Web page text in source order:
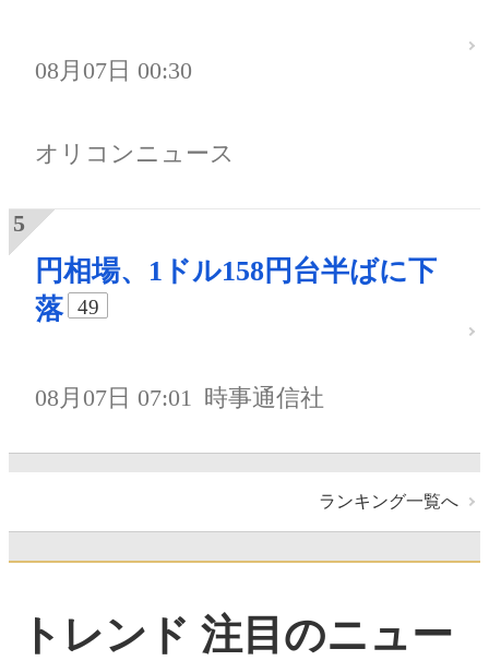
08月07日 00:30
オリコンニュース
円相場、1ドル158円台半ばに下
落
49
08月07日 07:01 時事通信社
ランキング一覧へ
トレンド 注目のニュー